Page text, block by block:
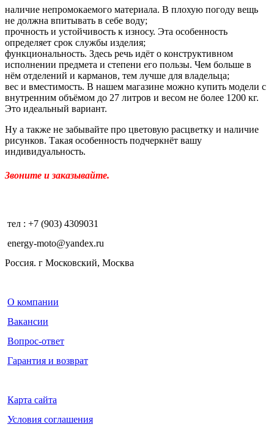
наличие непромокаемого материала. В плохую погоду вещь
не должна впитывать в себе воду;
прочность и устойчивость к износу. Эта особенность
определяет срок службы изделия;
функциональность. Здесь речь идёт о конструктивном
исполнении предмета и степени его пользы. Чем больше в
нём отделений и карманов, тем лучше для владельца;
вес и вместимость. В нашем магазине можно купить модели с
внутренним объёмом до 27 литров и весом не более 1200 кг.
Это идеальный вариант.
Ну а также не забывайте про цветовую расцветку и наличие
рисунков. Такая особенность подчеркнёт вашу
индивидуальность.
Звоните и заказывайте.
тел : +7 (903) 4309031
energy-moto@yandex.ru
Россия. г Московский, Москва
О компании
Вакансии
Вопрос-ответ
Гарантия и возврат
Карта сайта
Условия соглашения